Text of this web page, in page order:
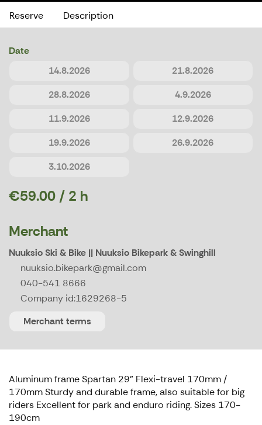
Reserve Description
Date
14.8.2026
21.8.2026
28.8.2026
4.9.2026
11.9.2026
12.9.2026
19.9.2026
26.9.2026
3.10.2026
€59.00 / 2 h
Merchant
Nuuksio Ski & Bike || Nuuksio Bikepark & Swinghill
nuuksio.bikepark@gmail.com
040-541 8666
Company id:1629268-5
Merchant terms
Aluminum frame Spartan 29" Flexi-travel 170mm /
170mm Sturdy and durable frame, also suitable for big
riders Excellent for park and enduro riding. Sizes 170-
190cm